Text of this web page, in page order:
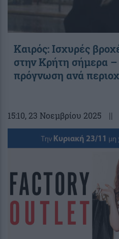
Καιρός: Ισχυρές
στην Κρήτη σήμερα –
πρόγνωση ανά
15:10, 23 Νοεμβρίου 2025 ||